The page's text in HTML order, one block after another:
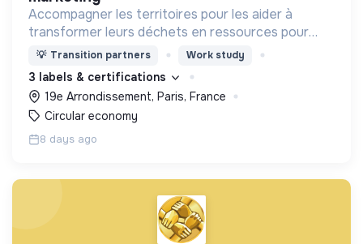
Accompagner les territoires pour les aider à
transformer leurs déchets en ressources pour
mieux vivre la ville !
💡 Transition partners Work study
3 labels & certifications
19e Arrondissement, Paris, France
Circular economy
8 days ago